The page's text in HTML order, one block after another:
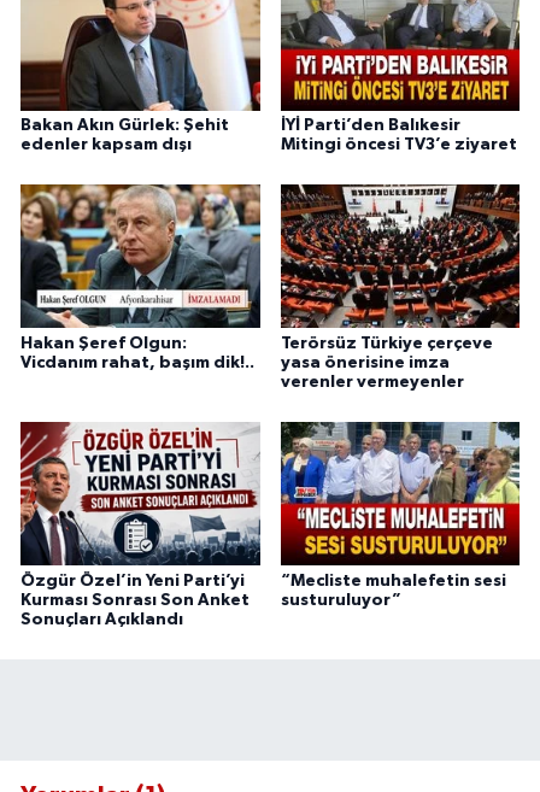
Bakan Akın Gürlek: Şehit
edenler kapsam dışı
İYİ Parti’den Balıkesir
Mitingi öncesi TV3’e ziyaret
Hakan Şeref Olgun:
Vicdanım rahat, başım dik!..
Terörsüz Türkiye çerçeve
yasa önerisine imza
verenler vermeyenler
Özgür Özel’in Yeni Parti’yi
Kurması Sonrası Son Anket
Sonuçları Açıklandı
“Mecliste muhalefetin sesi
susturuluyor”